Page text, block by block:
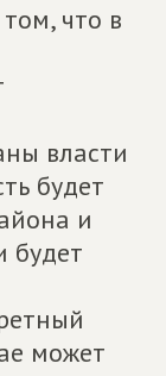
что в
власти
будет
и
будет
может